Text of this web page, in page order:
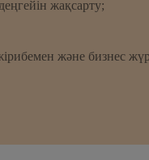
жақсарту;
және бизнес